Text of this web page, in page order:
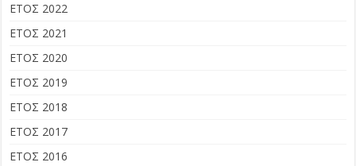
ΕΤΟΣ 2022
ΕΤΟΣ 2021
ΕΤΟΣ 2020
ΕΤΟΣ 2019
ΕΤΟΣ 2018
ΕΤΟΣ 2017
ΕΤΟΣ 2016